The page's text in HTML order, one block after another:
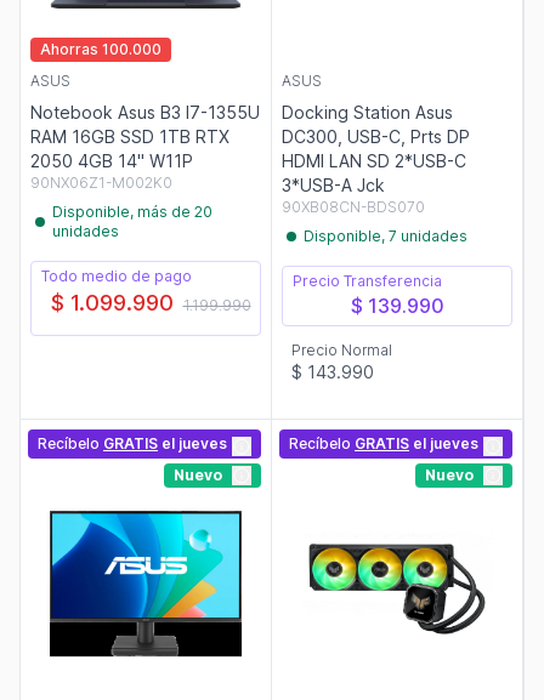
Ahorras 100.000
ASUS
Notebook Asus B3 I7-1355U
RAM 16GB SSD 1TB RTX
2050 4GB 14" W11P
90NX06Z1-M002K0
Disponible, más de 20
unidades
Todo medio de pago
$ 1.099.990 1.199.990
ASUS
Docking Station Asus
DC300, USB-C, Prts DP
HDMI LAN SD 2*USB-C
3*USB-A Jck
90XB08CN-BDS070
Disponible, 7 unidades
Precio Transferencia
$ 139.990
Precio Normal
$ 143.990
Recíbelo GRATIS el jueves
Nuevo
Recíbelo GRATIS el jueves
Nuevo